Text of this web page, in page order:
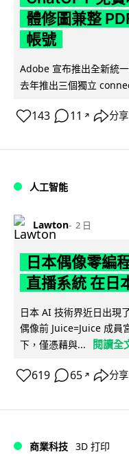
體修圖兼整
帳號
Adobe 宣布推出全新統
去年推出三個獨立
143 11 ↗ 分享
人工智能
Lawton 2 日
日本偶像零編
直播系統 在日
日本 AI 技術界近日出現
偶像前 Juice=Juice 成員
下，僅憑藉與...
閱讀全
619 65 ↗ 分享
商業科技 3D 打印